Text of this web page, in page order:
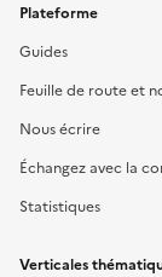
Plateforme
Guides
Feuille de route et
Nous écrire
Échangez avec la
Statistiques
Verticales